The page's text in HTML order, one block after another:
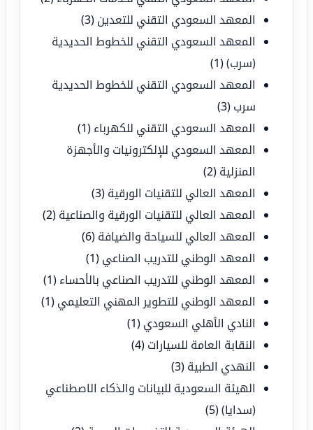
المعهد السعودي التقني للتعدين (3)
المعهد السعودي التقني للخطوط الحديدية
(سرب)(1)
المعهد السعودي التقني للخطوط الحديدية
سرب (3)
المعهد السعودي التقني للكهرباء (1)
المعهد السعودي للإلكترونيات والأجهزة
المنزلية (2)
المعهد العالي للتقنيات الورقية (3)
المعهد العالي للتقنيات الورقية والصناعية (2)
المعهد العالي للسياحة والضيافة (6)
المعهد الوطني للتدريب الصناعي (1)
المعهد الوطني للتدريب الصناعي بالأحساء (1)
المعهد الوطني للتطوير المهني التعليمي (1)
النادي الأهلي السعودي (1)
النقابة العامة للسيارات (4)
النهدي الطبية (3)
الهيئة السعودية للبيانات والذكاء الاصطناعي
(سدايا)(5)